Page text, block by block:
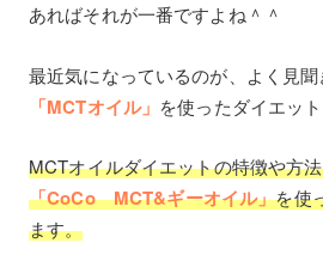
あればそれが一番ですよね＾＾
最近気になっているのが、よく見
「MCTオイル」 を使ったダイエット
MCTオイルダイエットの特徴や方
「CoCo MCT&ギーオイル」を使
ます。